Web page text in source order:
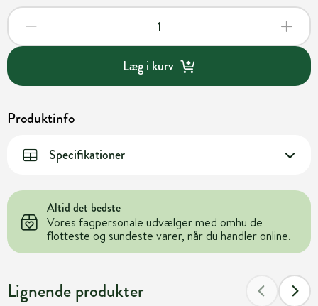
Læg i kurv
Produktinfo
Specifikationer
Altid det bedste
Vores fagpersonale udvælger med omhu de
flotteste og sundeste varer, når du handler online.
Lignende produkter